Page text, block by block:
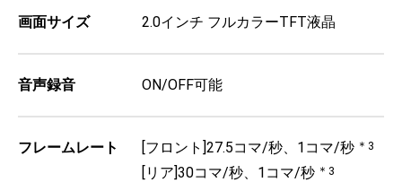
画面サイズ 2.0インチ フルカラーTFT液晶
音声録音 ON/OFF可能
フレームレート [フロント]27.5コマ/秒、1コマ/秒 ＊3
[リア]30コマ/秒、1コマ/秒 ＊3